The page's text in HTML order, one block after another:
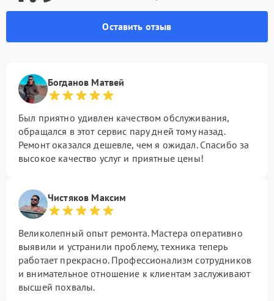
Оставить отзыв
Богданов Матвей
Был приятно удивлен качеством обслуживания,
обращался в этот сервис пару дней тому назад.
Ремонт оказался дешевле, чем я ожидал. Спасибо за
высокое качество услуг и приятные цены!
Чистяков Максим
Великолепный опыт ремонта. Мастера оперативно
выявили и устранили проблему, техника теперь
работает прекрасно. Профессионализм сотрудников
и внимательное отношение к клиентам заслуживают
высшей похвалы.